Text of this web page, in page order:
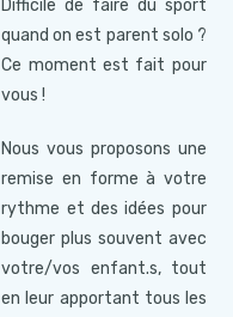
Difficile de faire du sport
quand on est parent solo ?
Ce moment est fait pour
vous !
Nous vous proposons une
remise en forme à votre
rythme et des idées pour
bouger plus souvent avec
votre/vos enfant.s, tout
en leur apportant tous les